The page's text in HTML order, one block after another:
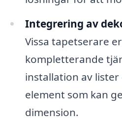
Integrering av
Vissa tapetserare
kompletterande
installation av
element som kan
dimension.